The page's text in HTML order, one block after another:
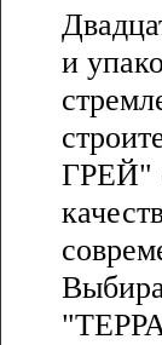
и
ГРЕЙ"